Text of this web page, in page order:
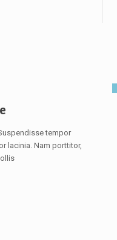
tempor
lacinia. Nam porttitor,